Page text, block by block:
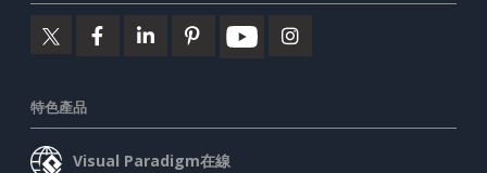
特色產品
Visual Paradigm在線